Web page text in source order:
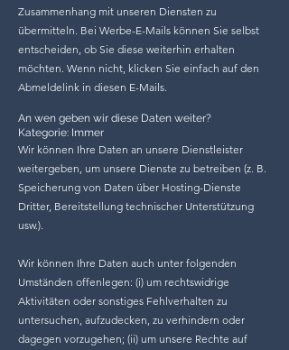
Zusammenhang mit unseren Diensten zu
übermitteln. Bei Werbe-E-Mails können Sie selbst
entscheiden, ob Sie diese weiterhin erhalten
möchten. Wenn nicht, klicken Sie einfach auf den
Abmeldelink in diesen E-Mails.
An wen geben wir diese Daten weiter?
Kategorie: Immer
Wir können Ihre Daten an unsere Dienstleister
weitergeben, um unsere Dienste zu betreiben (z. B.
Speicherung von Daten über Hosting-Dienste
Dritter, Bereitstellung technischer Unterstützung
usw.).
Wir können Ihre Daten auch unter folgenden
Umständen offenlegen: (i) um rechtswidrige
Aktivitäten oder sonstiges Fehlverhalten zu
untersuchen, aufzudecken, zu verhindern oder
dagegen vorzugehen; (ii) um unsere Rechte auf